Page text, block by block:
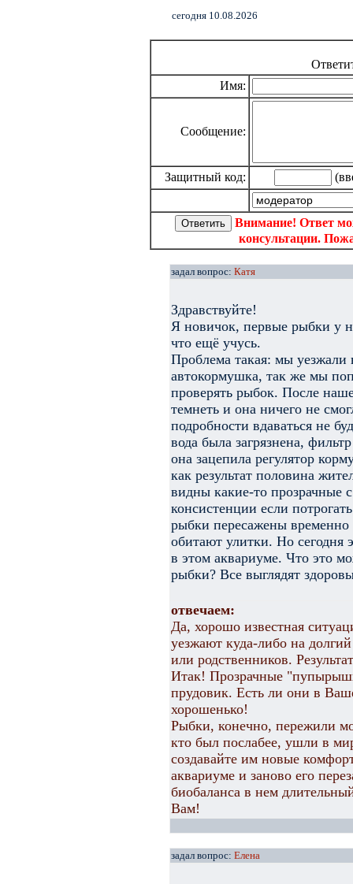
cегодня 10.08.2026
Имя:
Сообщение:
Защитный код:
Внимание! Ответ
консультации.
задал вопрос: Катя
Здравствуйте!
Я новичок, первые рыбки у
что ещё учусь.
Проблема такая: мы уезжали
автокормушка, так же мы
проверять рыбок. После
темнеть и она ничего не
подробности вдаваться не
вода была загрязнена,
она зацепила регулятор
как результат половина
видны какие-то
консистенции если
рыбки пересажены
обитают улитки. Но сегодня
в этом аквариуме. Что это
рыбки? Все выглядят
отвечаем:
Да, хорошо известная
уезжают куда-либо на
или родственников.
Итак! Прозрачные
прудовик. Есть ли они в
хорошенько!
Рыбки, конечно, пережили
кто был послабее, ушли в
создавайте им новые
аквариуме и заново его
биобаланса в нем
Вам!
задал вопрос: Елена